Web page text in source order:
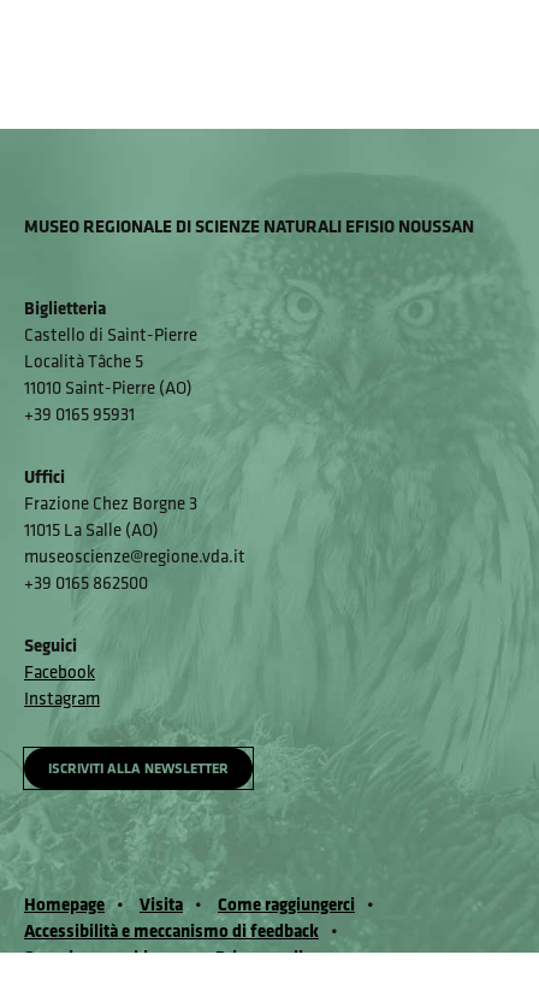
MUSEO REGIONALE DI SCIENZE NATURALI EFISIO NOUSSAN
Biglietteria
Castello di Saint-Pierre
Località Tâche 5
11010 Saint-Pierre (AO)
+39 0165 95931
Uffici
Frazione Chez Borgne 3
11015 La Salle (AO)
museoscienze@regione.vda.it
+39 0165 862500
Seguici
Facebook
Instagram
ISCRIVITI ALLA NEWSLETTER
Homepage Visita
Come raggiungerci
Accessibilità e meccanismo di feedback
Segnala un problema
Privacy policy